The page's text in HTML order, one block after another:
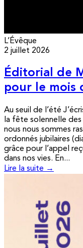
L’Évêque
2 juillet 2026
Éditorial de
pour le mois
Au seuil de l’été
la fête solennelle
nous nous sommes
ordonnés jubilaires
grâce pour l’appel
dans nos vies. En...
Lire la suite →